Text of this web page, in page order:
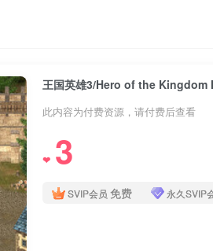
此内容为付费资源，请付费后查看
❤ 3
SVIP会员 免费 永久SVIP